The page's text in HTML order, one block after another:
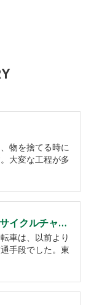
物を捨てる時に
大変な工程が多
大阪の自転車買取･リサイクルチャーリーの口コミ情報
車は、以前より
手段でした。東